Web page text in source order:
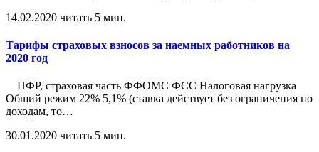
14.02.2020 читать 5 мин.
Тарифы страховых взносов за наемных работников на
2020 год
ПФР, страховая часть ФФОМС ФСС Налоговая нагрузка
Общий режим 22% 5,1% (ставка действует без ограничения по
доходам, то…
30.01.2020 читать 5 мин.